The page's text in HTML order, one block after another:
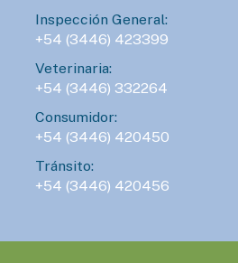
Inspección General:
+54 (3446) 423399
Veterinaria:
+54 (3446) 332264
Consumidor:
+54 (3446) 420450
Tránsito:
+54 (3446) 420456